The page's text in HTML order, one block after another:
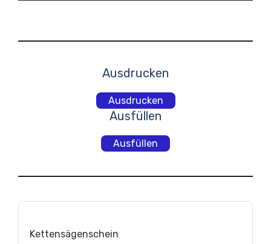
Ausdrucken
Ausdrucken
Ausfüllen
Ausfüllen
Kettensägenschein